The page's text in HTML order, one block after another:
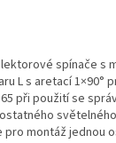
spínače
L s aretací 1×90°
při použití se
světelného
montáž jednou